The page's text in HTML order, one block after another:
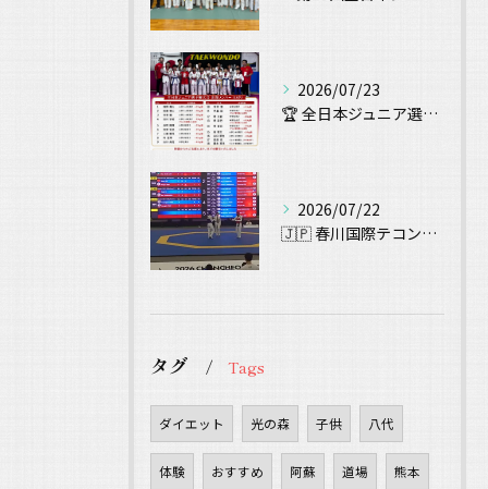
2026/07/23
🏆 全日本ジュニア選手権大会 出場！ 🥋
2026/07/22
🇯🇵 春川国際テコンドー大会（Chuncheon Korea...
タグ Tags
ダイエット 光の森 子供 八代
体験 おすすめ 阿蘇 道場 熊本